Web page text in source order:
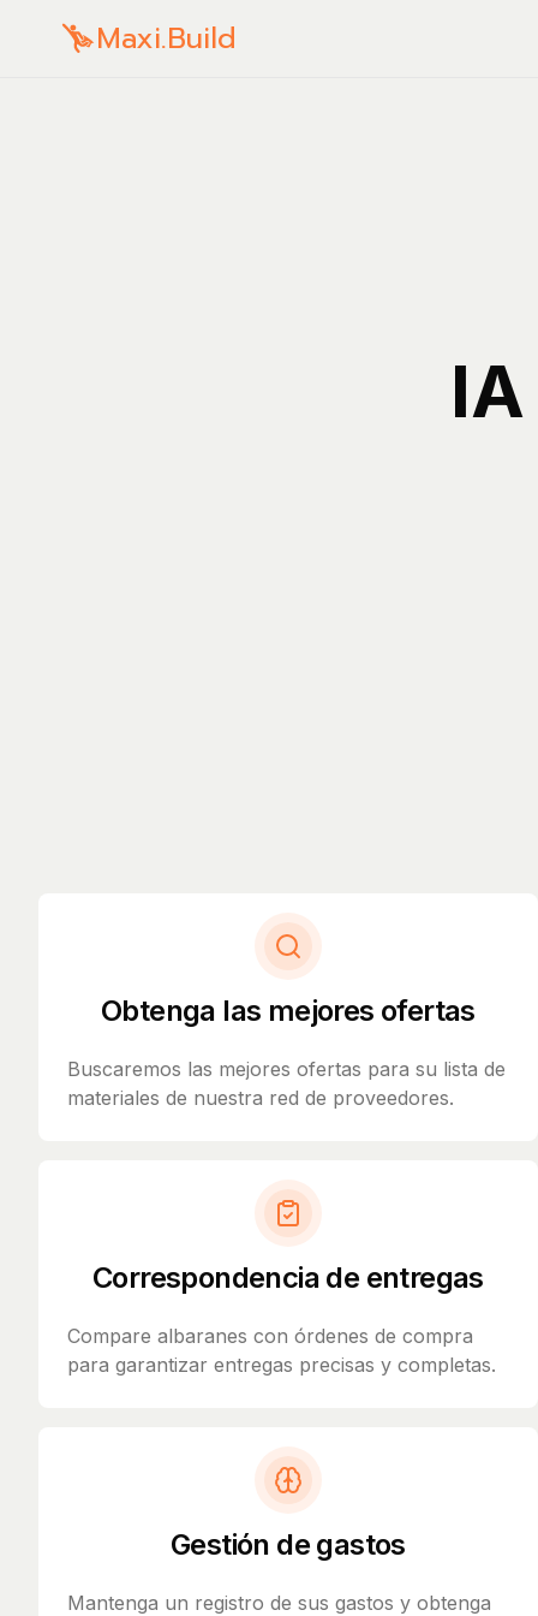
Maxi.Build
Obtenga las mejores ofertas
Buscaremos las mejores ofertas para su lista de
materiales de nuestra red de proveedores.
Correspondencia de entregas
Compare albaranes con órdenes de compra
para garantizar entregas precisas y completas.
Gestión de gastos
Mantenga un registro de sus gastos y obtenga